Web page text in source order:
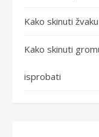
Kako skinuti
Kako skinuti
isprobati